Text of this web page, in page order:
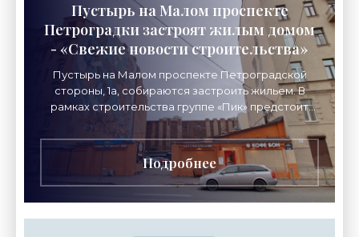
Пустырь на Малом проспекте
Петроградки застроят жилым домом
- «Свежие новости строительства»
Пустырь на Малом проспекте Петроградской
стороны, 1а, собираются застроить жильем. В
рамках строительства группе «Пик» предстоит
закрыть новым объектом незаконное граффити
на соседнем
Подробнее